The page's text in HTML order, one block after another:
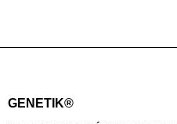
GENETIK®